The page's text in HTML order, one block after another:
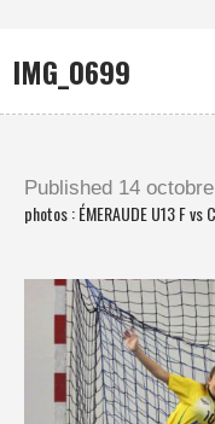
IMG_0699
Published 14
photos : ÉMERAUDE U13 F